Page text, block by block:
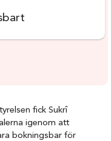
fick Sukrî
igenom att
bokningsbar för